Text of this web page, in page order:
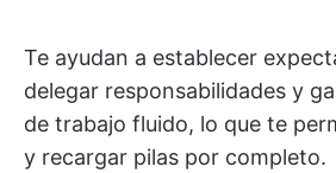
Te ayudan a establecer
delegar responsabilidades y
de trabajo fluido, lo que te
y recargar pilas por completo.